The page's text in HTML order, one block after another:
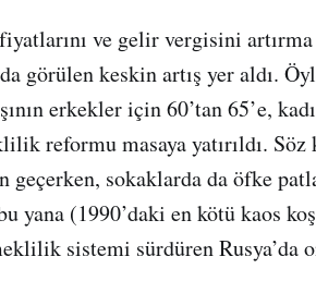
ve gelir vergisini
görülen keskin artış yer aldı.
erkekler için 60’tan 65’e,
reformu masaya yatırıldı.
geçerken, sokaklarda da öfke
yana (1990’daki en kötü kaos
sistemi sürdüren Rusya’da